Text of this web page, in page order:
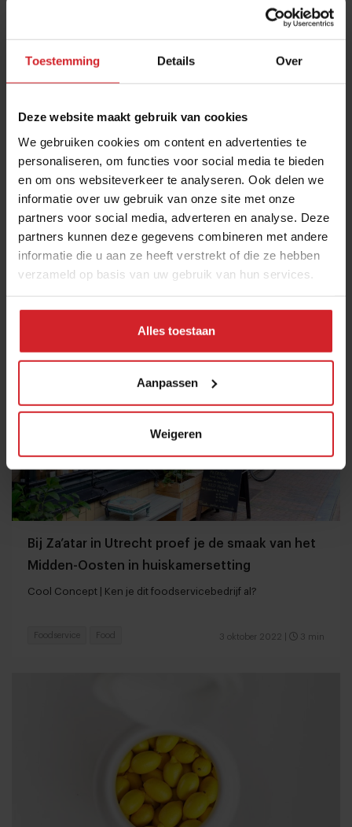
Toestemming Details Over
Deze website maakt gebruik van cookies
We gebruiken cookies om content en advertenties te
personaliseren, om functies voor social media te bieden
en om ons websiteverkeer te analyseren. Ook delen we
informatie over uw gebruik van onze site met onze
partners voor social media, adverteren en analyse. Deze
partners kunnen deze gegevens combineren met andere
informatie die u aan ze heeft verstrekt of die ze hebben
verzameld op basis van uw gebruik van hun services.
Alles toestaan
Aanpassen
Weigeren
Ook bij Ikea vanaf vandaag havermelk in de
koffie
Verder zakennieuws over koffie-onderzoek én eerste locatie
4 oktober 2022| 4 min
Foodservice Concepten
Bij Za’atar in Utrecht proef je de smaak van het
Midden-Oosten in huiskamersetting
Cool Concept | Ken je dit foodservicebedrijf al?
3 oktober 2022 3 min
Foodservice Food